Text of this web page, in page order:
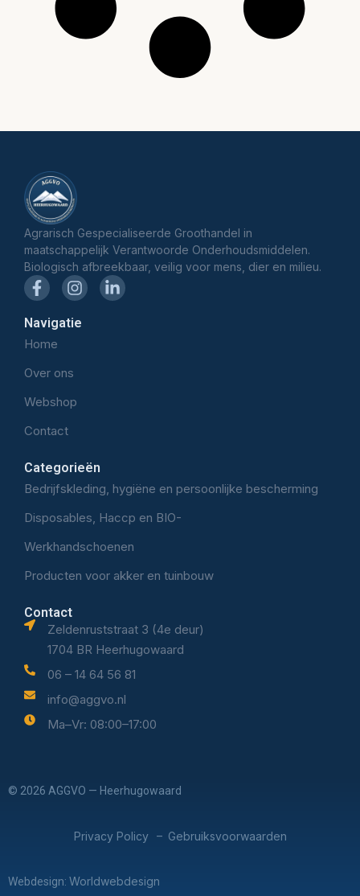
Agrarisch Gespecialiseerde Groothandel in
maatschappelijk Verantwoorde Onderhoudsmiddelen.
Biologisch afbreekbaar, veilig voor mens, dier en milieu.
Navigatie
Home
Over ons
Webshop
Contact
Categorieën
Bedrijfskleding, hygiëne en persoonlijke bescherming
Disposables, Haccp en BIO-
Werkhandschoenen
Producten voor akker en tuinbouw
Contact
Zeldenruststraat 3 (4e deur)
1704 BR Heerhugowaard
06 – 14 64 56 81
info@aggvo.nl
Ma–Vr: 08:00–17:00
© 2026 AGGVO — Heerhugowaard
Privacy Policy– Gebruiksvoorwaarden
Webdesign: Worldwebdesign